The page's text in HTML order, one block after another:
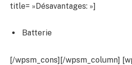
title= »Désavantages: »]
Batterie
[/wpsm_cons][/wpsm_column]